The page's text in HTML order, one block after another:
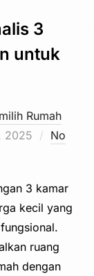
3
untuk
Rumah
2025
No
3 kamar
kecil yang
ruang
dengan